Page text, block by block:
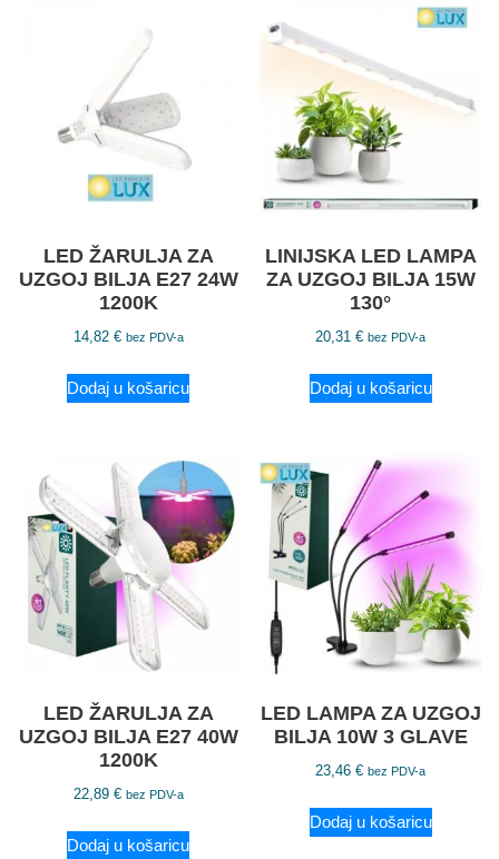
LED ŽARULJA ZA
UZGOJ BILJA E27 24W
1200K
14,82 € bez PDV-a
Dodaj u košaricu
LINIJSKA LED LAMPA
ZA UZGOJ BILJA 15W
130°
20,31€ bez PDV-a
Dodaj u košaricu
LED ŽARULJA ZA
UZGOJ BILJA E27 40W
1200K
22,89 € bez PDV-a
Dodaj u košaricu
LED LAMPA ZA UZGOJ
BILJA 10W 3 GLAVE
23,46€ bez PDV-a
Dodaj u košaricu